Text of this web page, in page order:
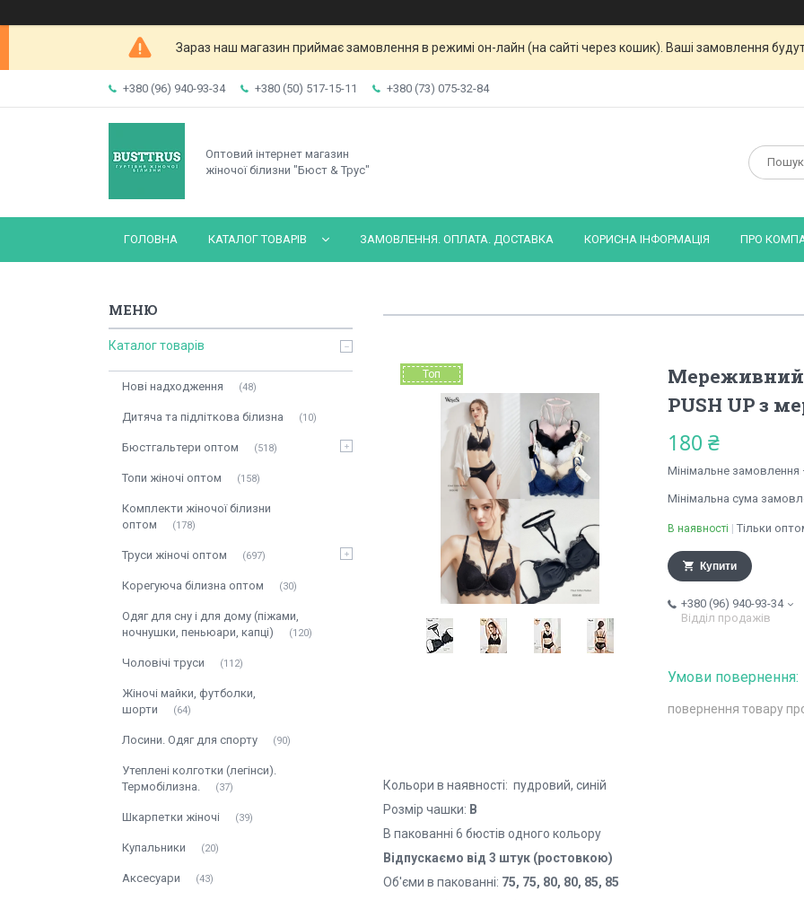
Зараз наш магазин приймає замовлення в режимі он-лайн (на сайті через кошик). Ваші замовлення
+380 (96) 940-93-34 +380 (50) 517-15-11 +380 (73) 075-32-84
Оптовий інтернет магазин
жіночої білизни "Бюст & Трус"
ГОЛОВНА КАТАЛОГ ТОВАРІВ ЗАМОВЛЕННЯ. ОПЛАТА. ДОСТАВКА КОРИСНА ІНФОРМАЦІЯ ПРО
Топ
Мереживний
PUSH UP з
180 ₴
Мінімальне
Мінімальна сума
В наявності Тільки
Купити
+380 (96) 940-93-34
Відділ продажів
повернення товару
Кольори в наявності: пудровий, синій
Розмір чашки: B
В пакованні 6 бюстів одного кольору
Відпускаємо від 3 штук (ростовкою)
Об'єми в пакованні: 75, 75, 80, 80, 85, 85
Каталог товарів
Нові надходження 48
Дитяча та підліткова білизна 10
Бюстгальтери оптом 518
Топи жіночі оптом 158
Комплекти жіночої білизни
оптом
178
Труси жіночі оптом 697
Корегуюча білизна оптом 30
Одяг для сну і для дому (піжами,
ночнушки, пеньюари, капці)
120
Чоловічі труси 112
Жіночі майки, футболки,
шорти
64
Лосини. Одяг для спорту 90
Утеплені колготки (легінси).
Термобілизна.
37
Шкарпетки жіночі 39
Купальники 20
Аксесуари 43